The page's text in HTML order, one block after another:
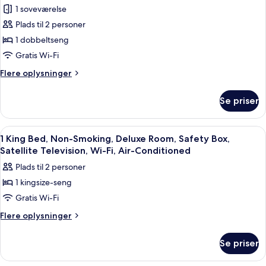
billeder
af
Standardværelse
1 soveværelse
Plads til 2 personer
1 dobbeltseng
Gratis Wi-Fi
Flere oplysninger
Flere
Se priser
Indlæs
alle
af
1
King
Bed,
Deluxe
2
1 King Bed, Non-Smoking, Deluxe Room, Safety Box,
Satellite Television, Wi-Fi, Air-Conditioned
Plads til 2 personer
1 kingsize-seng
Gratis Wi-Fi
Flere oplysninger
Flere
King
Se priser